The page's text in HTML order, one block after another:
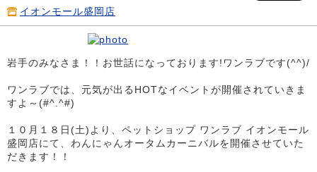
イオンモール盛岡店
岩手のみなさま！！お世話になっております!ワンラブです(^^)/
ワンラブでは、元気が出るHOTなイベントが開催されていきま
すよ～(#^.^#)
１０月１８日(土)より、ペットショップ ワンラブ イオンモール
盛岡店にて、わんにゃんオータムカーニバルを開催させていた
だきます！！